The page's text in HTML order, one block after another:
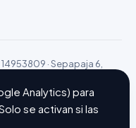
· Sepapaja 6,
❤ en Barcelona
Analytics) para
se activan si las